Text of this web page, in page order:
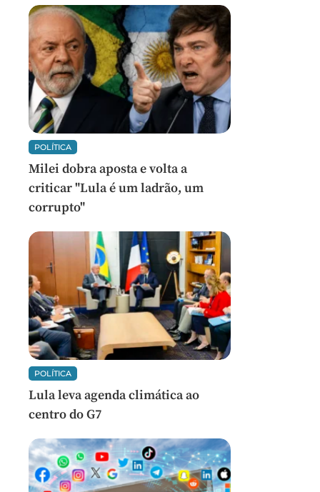
POLÍTICA
Milei dobra aposta e volta a
criticar "Lula é um ladrão, um
corrupto"
POLÍTICA
Lula leva agenda climática ao
centro do G7